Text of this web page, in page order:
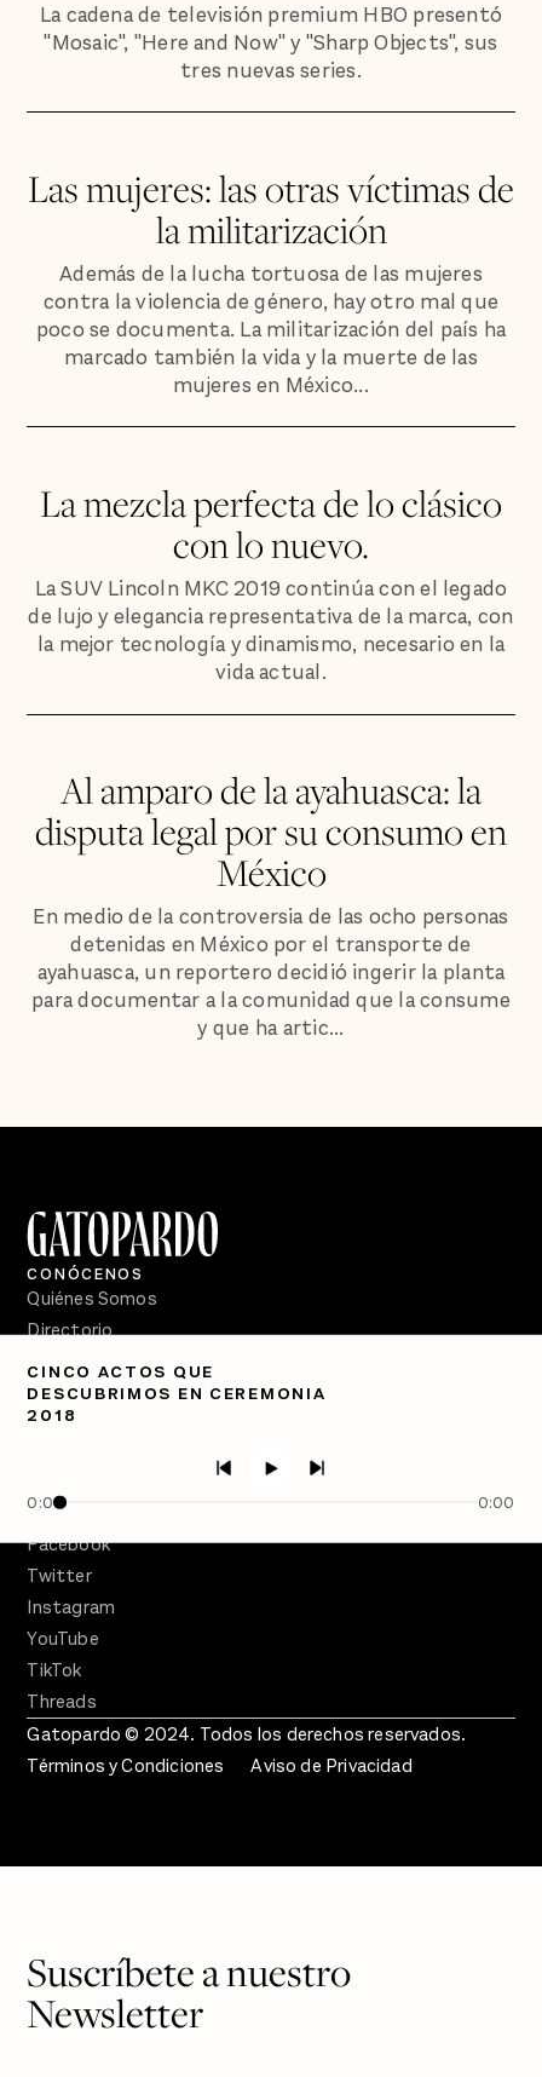
La cadena de televisión premium HBO presentó
"Mosaic", "Here and Now" y "Sharp Objects", sus
tres nuevas series.
Las mujeres: las otras víctimas de
la militarización
Además de la lucha tortuosa de las mujeres
contra la violencia de género, hay otro mal que
poco se documenta. La militarización del país ha
marcado también la vida y la muerte de las
mujeres en México...
La mezcla perfecta de lo clásico
con lo nuevo.
La SUV Lincoln MKC 2019 continúa con el legado
de lujo y elegancia representativa de la marca, con
la mejor tecnología y dinamismo, necesario en la
vida actual.
Al amparo de la ayahuasca: la
disputa legal por su consumo en
México
En medio de la controversia de las ocho personas
detenidas en México por el transporte de
ayahuasca, un reportero decidió ingerir la planta
para documentar a la comunidad que la consume
y que ha artic...
CINCO ACTOS QUE
DESCUBRIMOS EN CEREMONIA
2018
0:00 0:00
CONÓCENOS
Quiénes Somos
Directorio
PÓDCASTS
Semanario Gatopardo
Facebook
Twitter
Instagram
YouTube
TikTok
Threads
Gatopardo © 2024. Todos los derechos reservados.
Términos y Condiciones
Aviso de Privacidad
Suscríbete a nuestro
Newsletter